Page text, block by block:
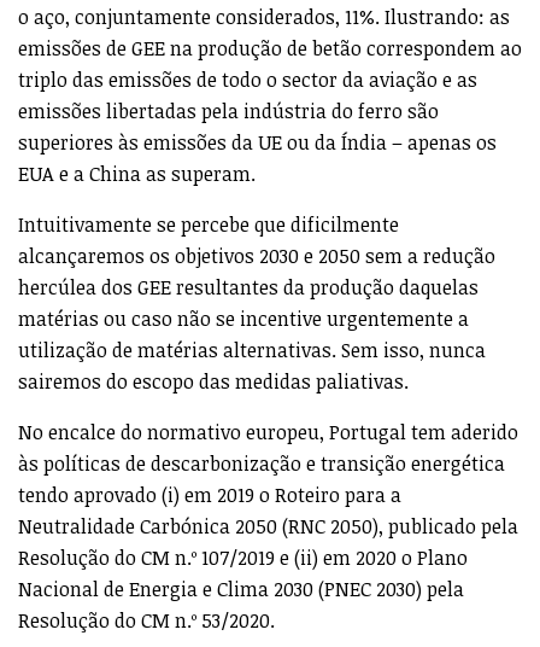
o aço, conjuntamente considerados, 11%. Ilustrando: as
emissões de GEE na produção de betão correspondem ao
triplo das emissões de todo o sector da aviação e as
emissões libertadas pela indústria do ferro são
superiores às emissões da UE ou da Índia – apenas os
EUA e a China as superam.
Intuitivamente se percebe que dificilmente
alcançaremos os objetivos 2030 e 2050 sem a redução
hercúlea dos GEE resultantes da produção daquelas
matérias ou caso não se incentive urgentemente a
utilização de matérias alternativas. Sem isso, nunca
sairemos do escopo das medidas paliativas.
No encalce do normativo europeu, Portugal tem aderido
às políticas de descarbonização e transição energética
tendo aprovado (i) em 2019 o Roteiro para a
Neutralidade Carbónica 2050 (RNC 2050), publicado pela
Resolução do CM n.º 107/2019 e (ii) em 2020 o Plano
Nacional de Energia e Clima 2030 (PNEC 2030) pela
Resolução do CM n.º 53/2020.